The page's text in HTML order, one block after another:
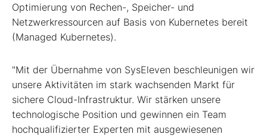
Optimierung von Rechen-, Speicher- und
Netzwerkressourcen auf Basis von Kubernetes bereit
(Managed Kubernetes).
"Mit der Übernahme von SysEleven beschleunigen wir
unsere Aktivitäten im stark wachsenden Markt für
sichere Cloud-Infrastruktur. Wir stärken unsere
technologische Position und gewinnen ein Team
hochqualifizierter Experten mit ausgewiesenen